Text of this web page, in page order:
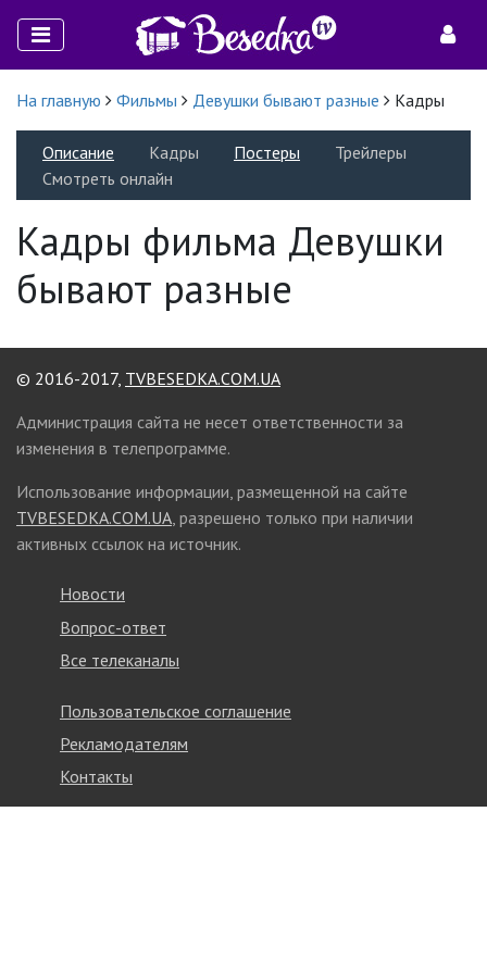
На главную Фильмы Девушки бывают разные Кадры
Описание Кадры Постеры
Трейлеры
Смотреть онлайн
Кадры фильма Девушки
бывают разные
© 2016-2017, TVBESEDKA.COM.UA
Администрация сайта не несет ответственности за
изменения в телепрограмме.
Использование информации, размещенной на сайте
TVBESEDKA.COM.UA, разрешено только при наличии
активных ссылок на источник.
Новости
Вопрос-ответ
Все телеканалы
Пользовательское соглашение
Рекламодателям
Контакты